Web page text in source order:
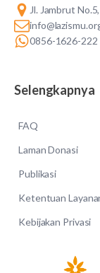
Jl. Jambrut
0856-1626-222
Selengkapnya
FAQ
Laman Donasi
Publikasi
Ketentuan
Kebijakan Privasi